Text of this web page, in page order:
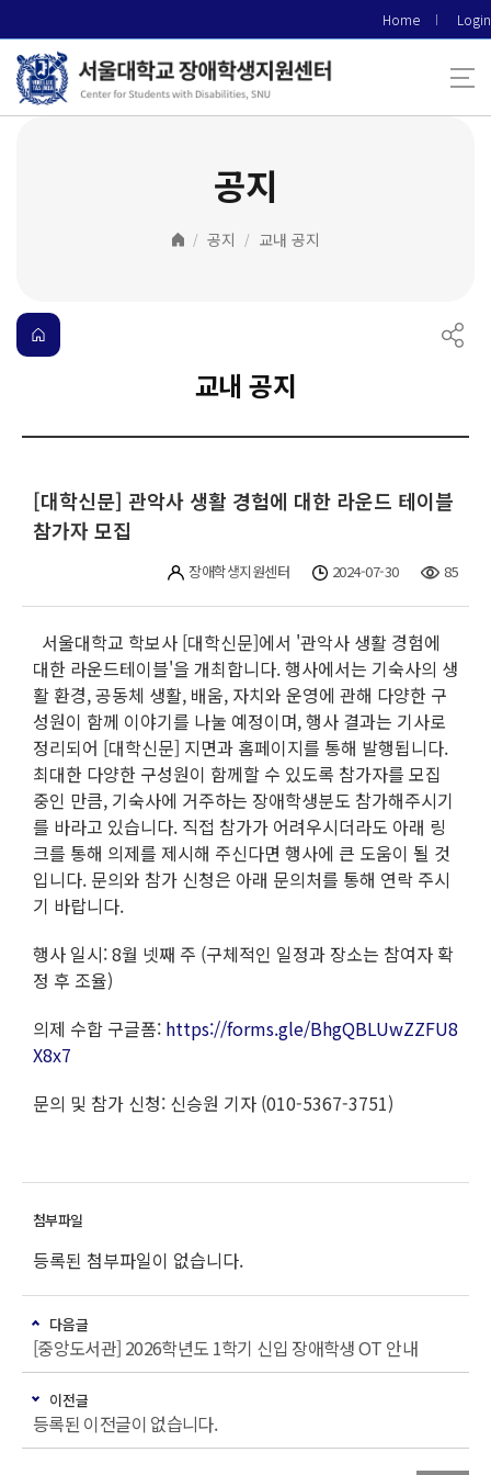
로
메
Home Login
공지
공지 교내 공지
교내 공지
[대학신문] 관악사 생활 경험에 대한 라운드 테이블
참가자 모집
장애학생지원센터 2024-07-30 85
서울대학교 학보사 [대학신문]에서 '관악사 생활 경험에
대한 라운드테이블'을 개최합니다. 행사에서는 기숙사의 생
활 환경, 공동체 생활, 배움, 자치와 운영에 관해 다양한 구
성원이 함께 이야기를 나눌 예정이며, 행사 결과는 기사로
정리되어 [대학신문] 지면과 홈페이지를 통해 발행됩니다.
최대한 다양한 구성원이 함께할 수 있도록 참가자를 모집
중인 만큼, 기숙사에 거주하는 장애학생분도 참가해주시기
를 바라고 있습니다. 직접 참가가 어려우시더라도 아래 링
크를 통해 의제를 제시해 주신다면 행사에 큰 도움이 될 것
입니다. 문의와 참가 신청은 아래 문의처를 통해 연락 주시
기 바랍니다.
행사 일시: 8월 넷째 주 (구체적인 일정과 장소는 참여자 확
정 후 조율)
의제 수합 구글폼: https://forms.gle/BhgQBLUwZZFU8
X8x7
문의 및 참가 신청: 신승원 기자 (010-5367-3751)
등록된 첨부파일이 없습니다.
다음글
[중앙도서관] 2026학년도 1학기 신입 장애학생 OT 안내
이전글
등록된 이전글이 없습니다.